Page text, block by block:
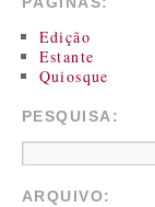
Edição
Estante
Quiosque
PESQUISA:
ARQUIVO: